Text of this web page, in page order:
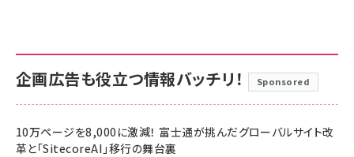
企画広告も役立つ情報バッチリ！ Sponsored
10万ページを8,000に激減！ 富士通が挑んだグローバルサイト改
革と「SitecoreAI」移行の舞台裏